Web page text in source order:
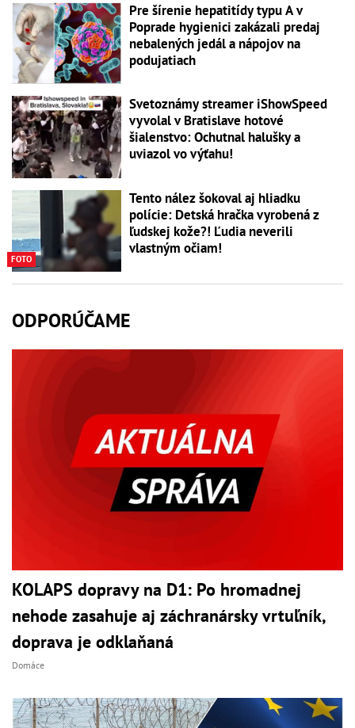
Pre šírenie hepatitídy typu A v
Poprade hygienici zakázali predaj
nebalených jedál a nápojov na
podujatiach
Svetoznámy streamer iShowSpeed
vyvolal v Bratislave hotové
šialenstvo: Ochutnal halušky a
uviazol vo výťahu!
FOTO
Tento nález šokoval aj hliadku
polície: Detská hračka vyrobená z
ľudskej kože?! Ľudia neverili
vlastným očiam!
ODPORÚČAME
KOLAPS dopravy na D1: Po hromadnej
nehode zasahuje aj záchranársky vrtuľník,
doprava je odklaňaná
Domáce